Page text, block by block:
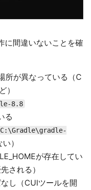
に間違いないことを確
所が異なっている（C
）
8.8
る
C:\Gradle\gradle-
）
が存在してい
される）
し（CUIツールを開